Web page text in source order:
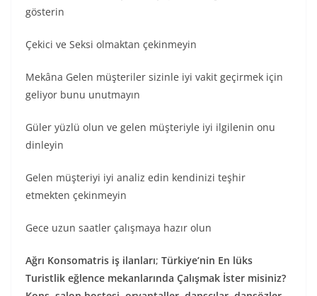
gösterin
Çekici ve Seksi olmaktan çekinmeyin
Mekâna Gelen müşteriler sizinle iyi vakit geçirmek için
geliyor bunu unutmayın
Güler yüzlü olun ve gelen müşteriyle iyi ilgilenin onu
dinleyin
Gelen müşteriyi iyi analiz edin kendinizi teşhir
etmekten çekinmeyin
Gece uzun saatler çalışmaya hazır olun
Ağrı Konsomatris iş ilanları; Türkiye’nin En lüks
Turistlik eğlence mekanlarında Çalışmak İster misiniz?